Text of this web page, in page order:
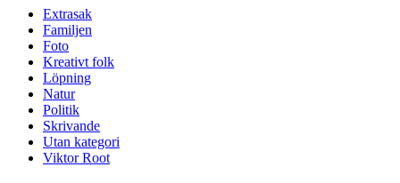
Extrasak
Familjen
Foto
Kreativt folk
Löpning
Natur
Politik
Skrivande
Utan kategori
Viktor Root